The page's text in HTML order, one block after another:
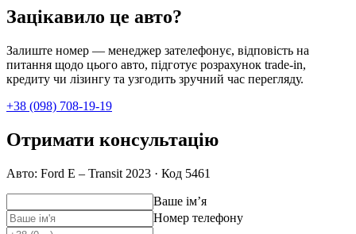
Зацікавило це авто?
Залиште номер — менеджер зателефонує, відповість на
питання щодо цього авто, підготує розрахунок trade-in,
кредиту чи лізингу та узгодить зручний час перегляду.
+38 (098) 708-19-19
Отримати консультацію
Авто: Ford E – Transit 2023 · Код 5461
Ваше імʼя
Номер телефону